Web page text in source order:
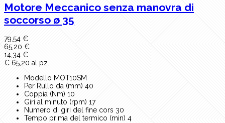
Motore Meccanico senza manovra di
soccorso ø 35
79,54 €
65,20 €
14,34 €
€ 65,20 al pz.
Modello MOT10SM
Per Rullo da (mm) 40
Coppia (Nm) 10
Giri al minuto (rpm) 17
Numero di giri del fine cors 30
Tempo prima del termico (min) 4